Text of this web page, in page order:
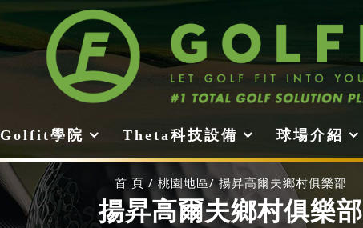
Golfit學院 Theta科技設備 球場介紹
揚昇高爾夫鄉村俱樂部
首 頁 桃園地區 揚昇高爾夫鄉村俱樂部